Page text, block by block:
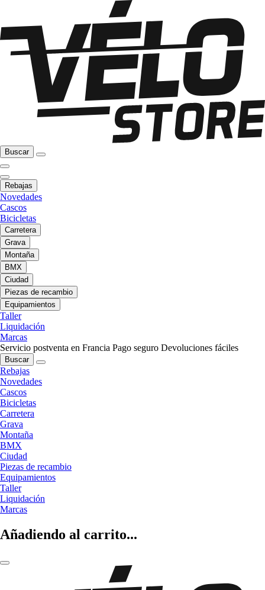
Buscar
Rebajas
Novedades
Cascos
Bicicletas
Carretera
Grava
Montaña
BMX
Ciudad
Piezas de recambio
Equipamientos
Taller
Liquidación
Marcas
Servicio postventa en Francia Pago seguro Devoluciones fáciles
Buscar
Rebajas
Novedades
Cascos
Bicicletas
Carretera
Grava
Montaña
BMX
Ciudad
Piezas de recambio
Equipamientos
Taller
Liquidación
Marcas
Añadiendo al carrito...